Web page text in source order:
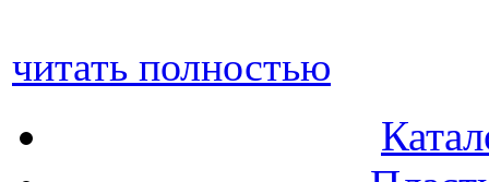
читать полностью